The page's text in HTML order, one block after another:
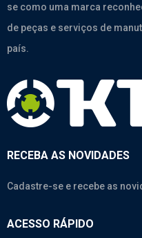
se como uma marca
de peças e serviços de
país.
RECEBA AS NOVIDADES
Cadastre-se e recebe as
ACESSO RÁPIDO